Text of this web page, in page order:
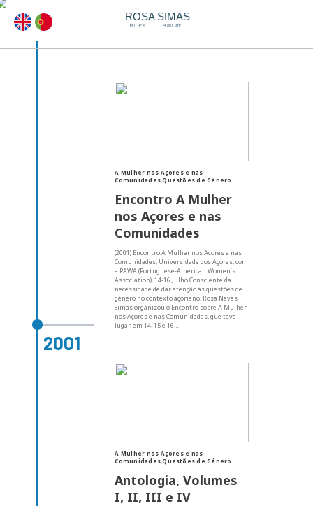
MIGRANTE
ROSA SIMAS
MULHER
2001
A Mulher nos Açores e nas
Comunidades,Questões de Género
Encontro A Mulher
nos Açores e nas
Comunidades
(2001) Encontro A Mulher nos Açores e nas
Comunidades, Universidade dos Açores, com
a PAWA (Portuguese-American Women’s
Association), 14-16 Julho Consciente da
necessidade de dar atenção às questões de
género no contexto açoriano, Rosa Neves
Simas organizou o Encontro sobre A Mulher
nos Açores e nas Comunidades, que teve
lugar, em 14, 15 e 16…
A Mulher nos Açores e nas
Comunidades,Questões de Género
Antologia, Volumes
I, II, III e IV